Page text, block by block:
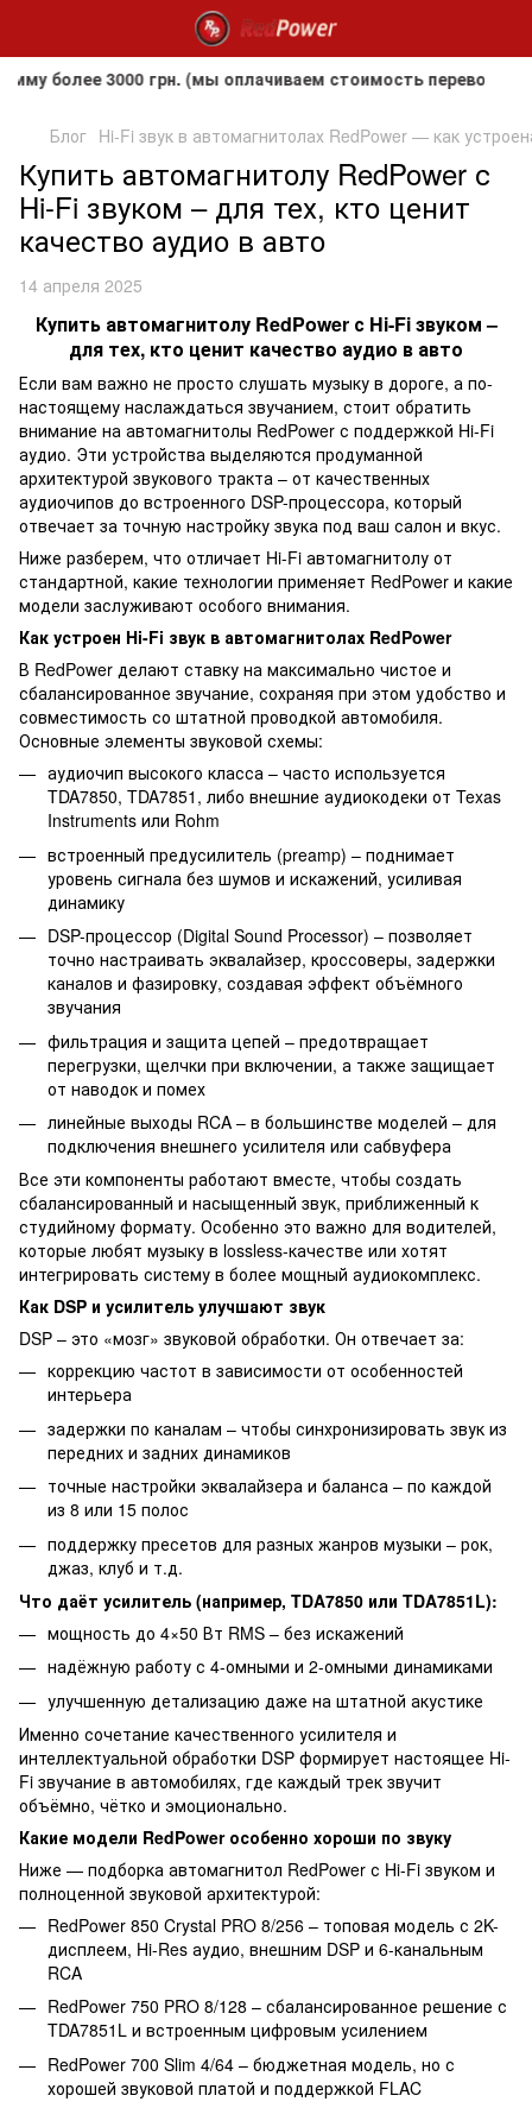
3000 грн. (мы оплачиваем стоимость перевозки
Блог Hi-Fi звук в автомагнитолах RedPower — как
Купить автомагнитолу RedPower с
Hi-Fi звуком – для тех, кто ценит
качество аудио в авто
14 апреля 2025
Купить автомагнитолу RedPower с Hi-Fi звуком –
для тех, кто ценит качество аудио в авто
Если вам важно не просто слушать музыку в дороге, а по-
настоящему наслаждаться звучанием, стоит обратить
внимание на автомагнитолы RedPower с поддержкой Hi-Fi
аудио. Эти устройства выделяются продуманной
архитектурой звукового тракта – от качественных
аудиочипов до встроенного DSP-процессора, который
отвечает за точную настройку звука под ваш салон и вкус.
Ниже разберем, что отличает Hi-Fi автомагнитолу от
стандартной, какие технологии применяет RedPower и какие
модели заслуживают особого внимания.
Как устроен Hi-Fi звук в автомагнитолах RedPower
В RedPower делают ставку на максимально чистое и
сбалансированное звучание, сохраняя при этом удобство и
совместимость со штатной проводкой автомобиля.
Основные элементы звуковой схемы:
аудиочип высокого класса – часто используется
TDA7850, TDA7851, либо внешние аудиокодеки от Texas
Instruments или Rohm
встроенный предусилитель (preamp) – поднимает
уровень сигнала без шумов и искажений, усиливая
динамику
DSP-процессор (Digital Sound Processor) – позволяет
точно настраивать эквалайзер, кроссоверы, задержки
каналов и фазировку, создавая эффект объёмного
звучания
фильтрация и защита цепей – предотвращает
перегрузки, щелчки при включении, а также защищает
от наводок и помех
линейные выходы RCA – в большинстве моделей – для
подключения внешнего усилителя или сабвуфера
Все эти компоненты работают вместе, чтобы создать
сбалансированный и насыщенный звук, приближенный к
студийному формату. Особенно это важно для водителей,
которые любят музыку в lossless-качестве или хотят
интегрировать систему в более мощный аудиокомплекс.
Как DSP и усилитель улучшают звук
DSP – это «мозг» звуковой обработки. Он отвечает за:
коррекцию частот в зависимости от особенностей
интерьера
задержки по каналам – чтобы синхронизировать звук из
передних и задних динамиков
точные настройки эквалайзера и баланса – по каждой
из 8 или 15 полос
поддержку пресетов для разных жанров музыки – рок,
джаз, клуб и т.д.
Что даёт усилитель (например, TDA7850 или TDA7851L):
мощность до 4×50 Вт RMS – без искажений
надёжную работу с 4-омными и 2-омными динамиками
улучшенную детализацию даже на штатной акустике
Именно сочетание качественного усилителя и
интеллектуальной обработки DSP формирует настоящее Hi-
Fi звучание в автомобилях, где каждый трек звучит
объёмно, чётко и эмоционально.
Какие модели RedPower особенно хороши по звуку
Ниже — подборка автомагнитол RedPower с Hi-Fi звуком и
полноценной звуковой архитектурой:
RedPower 850 Crystal PRO 8/256 – топовая модель с 2K-
дисплеем, Hi-Res аудио, внешним DSP и 6-канальным
RCA
RedPower 750 PRO 8/128 – сбалансированное решение с
TDA7851L и встроенным цифровым усилением
RedPower 700 Slim 4/64 – бюджетная модель, но с
хорошей звуковой платой и поддержкой FLAC